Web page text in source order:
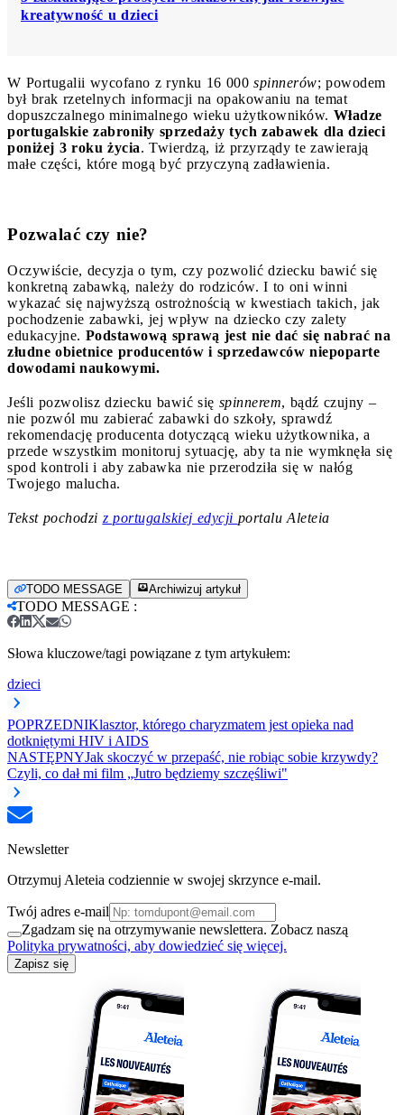
kreatywność u dzieci
W Portugalii wycofano z rynku 16 000 spinnerów; powodem
był brak rzetelnych informacji na opakowaniu na temat
dopuszczalnego minimalnego wieku użytkowników. Władze
portugalskie zabroniły sprzedaży tych zabawek dla dzieci
poniżej 3 roku życia. Twierdzą, iż przyrządy te zawierają
małe części, które mogą być przyczyną zadławienia.
Pozwalać czy nie?
Oczywiście, decyzja o tym, czy pozwolić dziecku bawić się
konkretną zabawką, należy do rodziców. I to oni winni
wykazać się najwyższą ostrożnością w kwestiach takich, jak
pochodzenie zabawki, jej wpływ na dziecko czy zalety
edukacyjne. Podstawową sprawą jest nie dać się nabrać na
złudne obietnice producentów i sprzedawców niepoparte
dowodami naukowymi.
Jeśli pozwolisz dziecku bawić się spinnerem, bądź czujny –
nie pozwól mu zabierać zabawki do szkoły, sprawdź
rekomendację producenta dotyczącą wieku użytkownika, a
przede wszystkim monitoruj sytuację, aby ta nie wymknęła się
spod kontroli i aby zabawka nie przerodziła się w nałóg
Twojego malucha.
Tekst pochodzi z portugalskiej edycji portalu Aleteia
TODO MESSAGE Archiwizuj artykuł
TODO MESSAGE :
Słowa kluczowe/tagi powiązane z tym artykułem:
dzieci
POPRZEDNIKlasztor, którego charyzmatem jest opieka nad
dotkniętymi HIV i AIDS
NASTĘPNYJak skoczyć w przepaść, nie robiąc sobie krzywdy?
Czyli, co dał mi film „Jutro będziemy szczęśliwi"
Newsletter
Otrzymuj Aleteia codziennie w swojej skrzynce e-mail.
Twój adres e-mail
Zgadzam się na otrzymywanie newslettera. Zobacz naszą
Polityka prywatności, aby dowiedzieć się więcej.
Zapisz się